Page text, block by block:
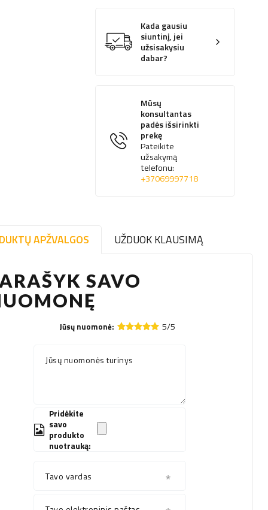
Kada gausiu
siuntinį, jei
užsisakysiu
dabar?
Mūsų
konsultantas
padės išsirinkti
prekę
Pateikite
užsakymą
telefonu:
+37069997718
APŽVALGOS UŽDUOK KLAUSIMĄ
SAVO
Jūsų nuomonė: 5/5
Jūsų nuomonės turinys
Pridėkite
savo
produkto
nuotrauką:
Tavo vardas